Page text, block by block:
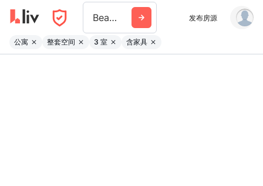
Beaumont Ab 发布房源
公寓 整套空间 3 室 含家具